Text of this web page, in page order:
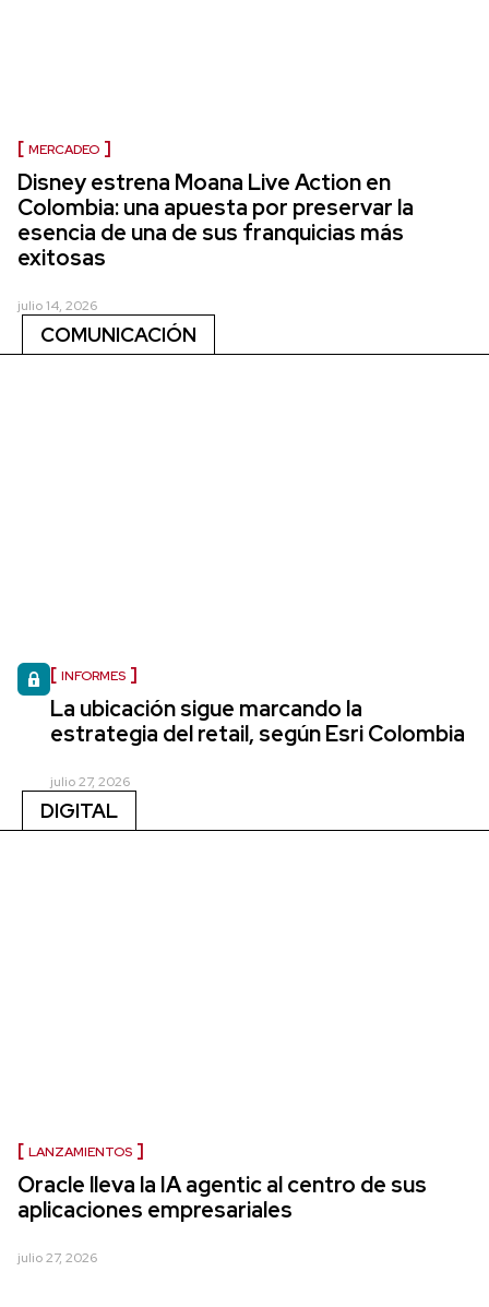
MERCADEO
Disney estrena Moana Live Action en
Colombia: una apuesta por preservar la
esencia de una de sus franquicias más
exitosas
julio 14, 2026
COMUNICACIÓN
INFORMES
La ubicación sigue marcando la
estrategia del retail, según Esri Colombia
julio 27, 2026
DIGITAL
LANZAMIENTOS
Oracle lleva la IA agentic al centro de sus
aplicaciones empresariales
julio 27, 2026